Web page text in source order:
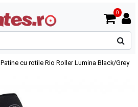
0
Patine cu rotile Rio Roller Lumina Black/Grey